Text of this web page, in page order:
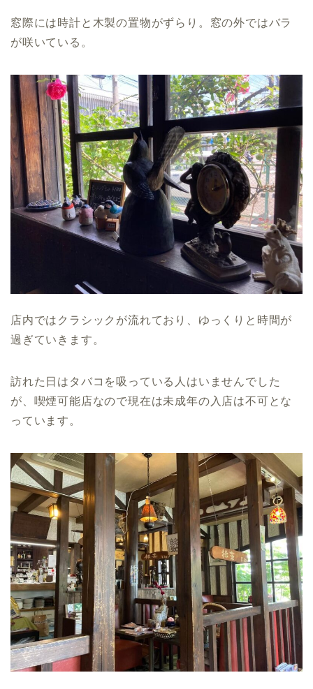
窓際には時計と木製の置物がずらり。窓の外ではバラ
が咲いている。
店内ではクラシックが流れており、ゆっくりと時間が
過ぎていきます。
訪れた日はタバコを吸っている人はいませんでした
が、喫煙可能店なので現在は未成年の入店は不可とな
っています。